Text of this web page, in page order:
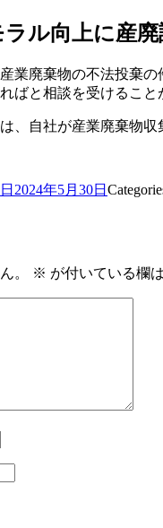
ル向上に産廃
業廃棄物の不法投棄
ばと相談を受けるこ
、自社が産業廃棄物
2024年5月30日
。 ※ が付いている欄